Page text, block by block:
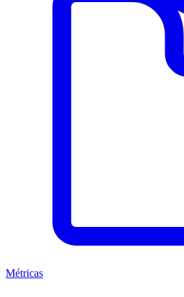
Métricas